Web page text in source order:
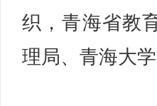
织，青海省教
理局、青海大